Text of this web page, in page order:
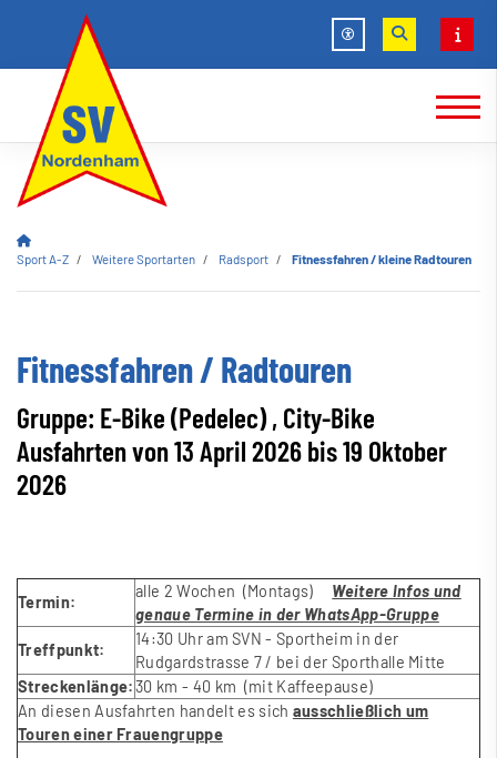
Sport A-Z Weitere Sportarten Radsport Fitnessfahren / kleine Radtouren
Fitnessfahren / Radtouren
Gruppe: E-Bike (Pedelec) , City-Bike
Ausfahrten von 13 April 2026 bis 19 Oktober
2026
Termin:
alle 2 Wochen (Montags)
Weitere Infos und
genaue Termine in der WhatsApp-Gruppe
Treffpunkt:
14:30 Uhr am SVN - Sportheim in der
Rudgardstrasse 7 / bei der Sporthalle Mitte
Streckenlänge:30 km - 40 km (mit Kaffeepause)
An diesen Ausfahrten handelt es sich ausschließlich um
Touren einer Frauengruppe